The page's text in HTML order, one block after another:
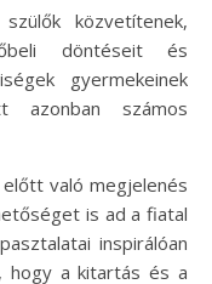
közvetítenek,
döntéseit és
gyermekeinek
azonban számos
való megjelenés
is ad a fiatal
inspirálóan
hogy a kitartás és a